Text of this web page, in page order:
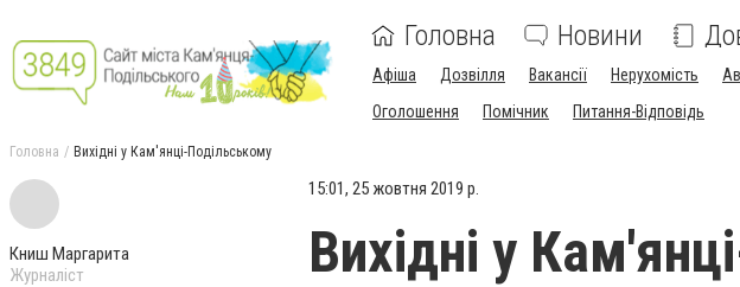
Головна Новини
Афіша Дозвілля Вакансії Нерухомість
Оголошення
Помічник Питання-Відповідь
Головна Вихідні у Кам'янці-Подільському
Книш Маргарита
Журналіст
15:01, 25 жовтня 2019 р.
Вихідні у